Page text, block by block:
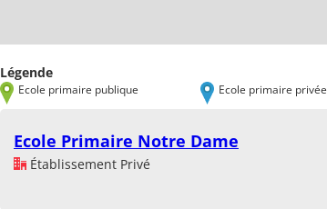
Légende
Ecole primaire publique Ecole primaire privée
Ecole Primaire Notre Dame
Établissement Privé